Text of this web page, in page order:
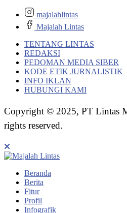
majalahlintas
Majalah Lintas
TENTANG LINTAS
REDAKSI
PEDOMAN MEDIA SIBER
KODE ETIK JURNALISTIK
INFO IKLAN
HUBUNGI KAMI
Copyright © 2025, PT Lintas
rights reserved.
Beranda
Berita
Fitur
Profil
Infografik